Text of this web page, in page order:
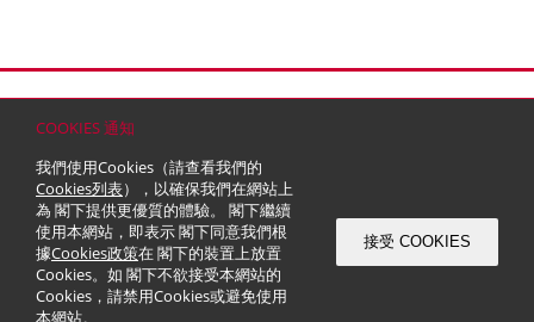
COOKIES 通知
我們使用Cookies（請查看我們的
Cookies列表），以確保我們在網站上
為 閣下提供更優質的體驗。 閣下繼續
使用本網站，即表示 閣下同意我們根
據Cookies政策在 閣下的裝置上放置
Cookies。如 閣下不欲接受本網站的
Cookies，請禁用Cookies或避免使用
本網站。
接受 COOKIES
© 2026 嘉里建設有限公司 (於百慕達註冊成立之有限公司)